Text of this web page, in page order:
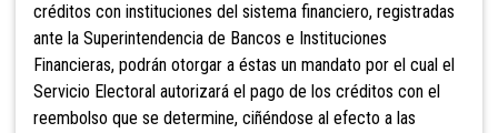
créditos con instituciones del sistema financiero, registradas
ante la Superintendencia de Bancos e Instituciones
Financieras, podrán otorgar a éstas un mandato por el cual el
Servicio Electoral autorizará el pago de los créditos con el
reembolso que se determine, ciñéndose al efecto a las